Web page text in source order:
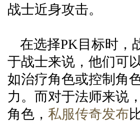
战士近身攻击。
在选择PK目标时，
于战士来说，他们可
如治疗角色或控制角
力。而对于法师来说
角色， 私服传奇发布